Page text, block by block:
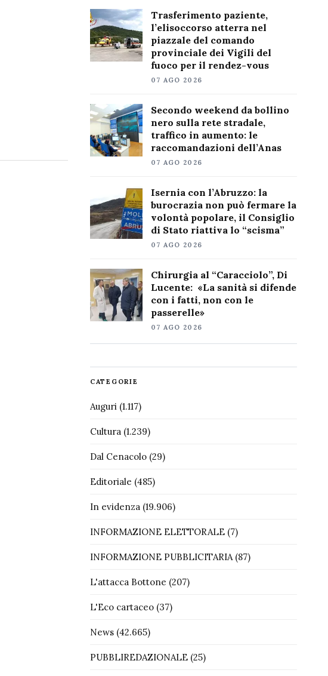
Trasferimento paziente,
l’elisoccorso atterra nel
piazzale del comando
provinciale dei Vigili del
fuoco per il rendez-vous
07 AGO 2026
Secondo weekend da bollino
nero sulla rete stradale,
traffico in aumento: le
raccomandazioni dell’Anas
07 AGO 2026
Isernia con l’Abruzzo: la
burocrazia non può fermare la
volontà popolare, il Consiglio
di Stato riattiva lo “scisma”
07 AGO 2026
Chirurgia al “Caracciolo”, Di
Lucente: «La sanità si difende
con i fatti, non con le
passerelle»
07 AGO 2026
CATEGORIE
Auguri(1.117)
Cultura(1.239)
Dal Cenacolo(29)
Editoriale (485)
In evidenza(19.906)
INFORMAZIONE ELETTORALE(7)
INFORMAZIONE PUBBLICITARIA(87)
L'attacca Bottone (207)
L'Eco cartaceo(37)
News(42.665)
PUBBLIREDAZIONALE(25)